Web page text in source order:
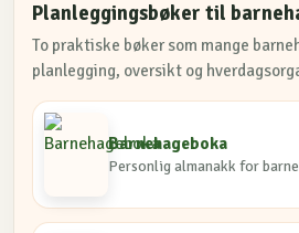
Planleggingsbøker til
To praktiske bøker som mange
planlegging, oversikt og
Barnehageboka
Personlig almanakk for